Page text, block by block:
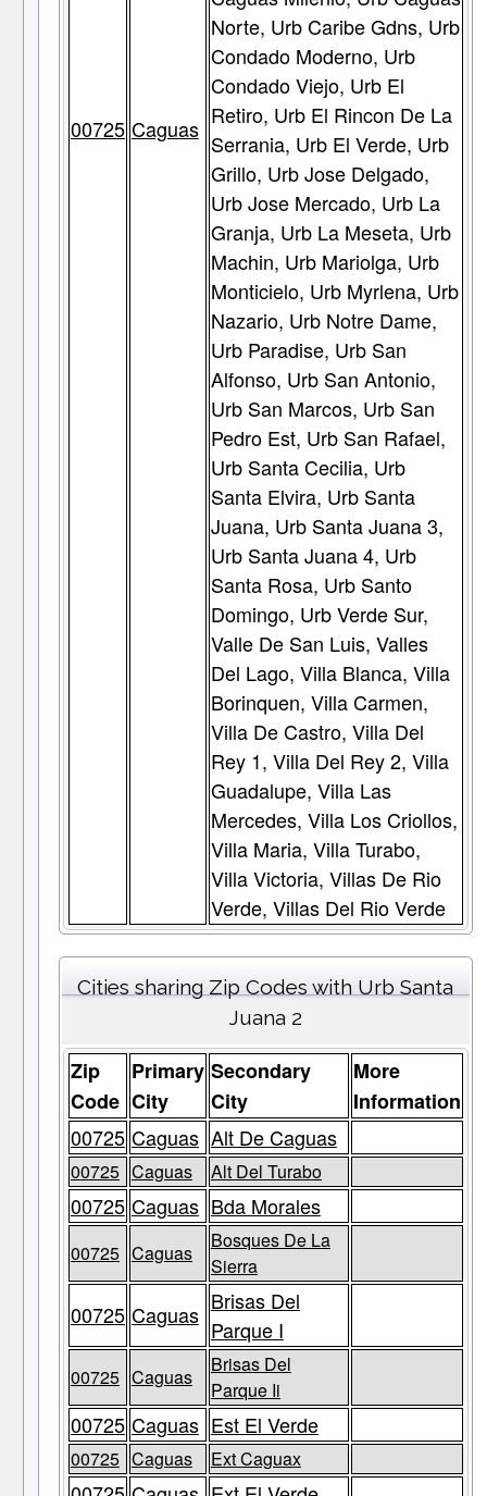
00725 Caguas
Norte, Urb Caribe Gdns, Urb
Condado Moderno, Urb
Condado Viejo, Urb El
Retiro, Urb El Rincon De La
Serrania, Urb El Verde, Urb
Grillo, Urb Jose Delgado,
Urb Jose Mercado, Urb La
Granja, Urb La Meseta, Urb
Machin, Urb Mariolga, Urb
Monticielo, Urb Myrlena, Urb
Nazario, Urb Notre Dame,
Urb Paradise, Urb San
Alfonso, Urb San Antonio,
Urb San Marcos, Urb San
Pedro Est, Urb San Rafael,
Urb Santa Cecilia, Urb
Santa Elvira, Urb Santa
Juana, Urb Santa Juana 3,
Urb Santa Juana 4, Urb
Santa Rosa, Urb Santo
Domingo, Urb Verde Sur,
Valle De San Luis, Valles
Del Lago, Villa Blanca, Villa
Borinquen, Villa Carmen,
Villa De Castro, Villa Del
Rey 1, Villa Del Rey 2, Villa
Guadalupe, Villa Las
Mercedes, Villa Los Criollos,
Villa Maria, Villa Turabo,
Villa Victoria, Villas De Rio
Verde, Villas Del Rio Verde
Cities sharing Zip Codes with Urb Santa
Juana 2
Zip
Code
Primary
City
Secondary
City
More
Information
00725 Caguas Alt De Caguas
00725 Caguas Alt Del Turabo
00725 Caguas Bda Morales
00725 Caguas
Bosques De La
Sierra
00725 Caguas Brisas Del
Parque I
00725 Caguas
Brisas Del
Parque Ii
00725 Caguas Est El Verde
00725 Caguas Ext Caguax